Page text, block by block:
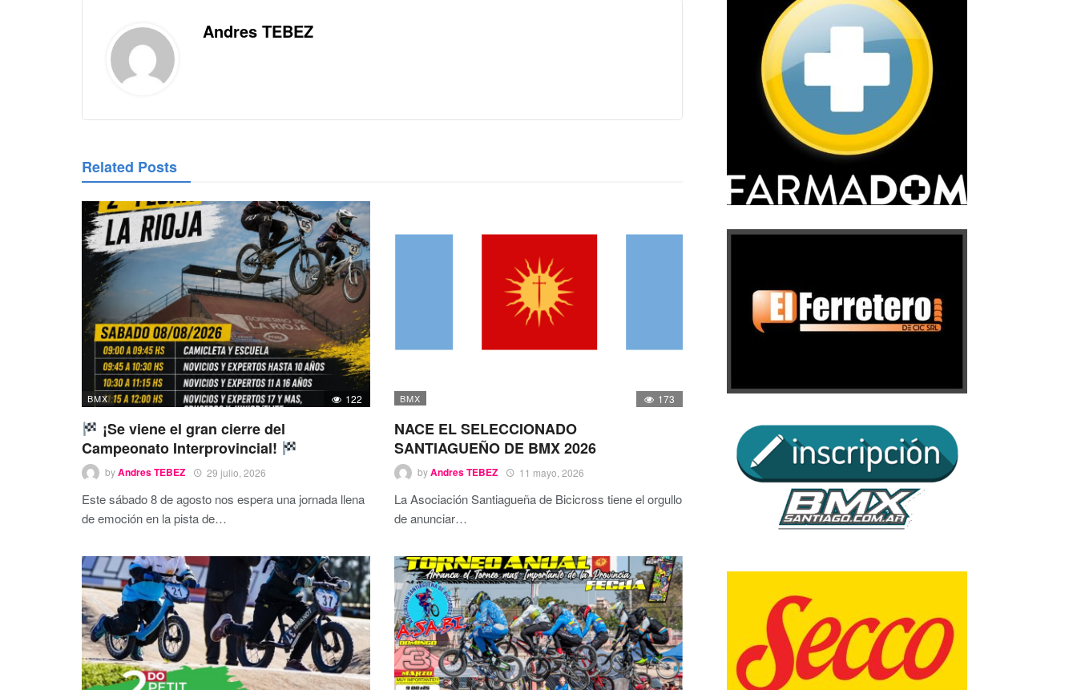
Andres TEBEZ
Related Posts
BMX 122
¡Se viene el gran cierre del
Campeonato Interprovincial!
byAndres TEBEZ 29 julio, 2026
Este sábado 8 de agosto nos espera una jornada llena
de emoción en la pista de…
BMX 173
NACE EL SELECCIONADO
SANTIAGUEÑO DE BMX 2026
byAndres TEBEZ 11 mayo, 2026
La Asociación Santiagueña de Bicicross tiene el orgullo
de anunciar…